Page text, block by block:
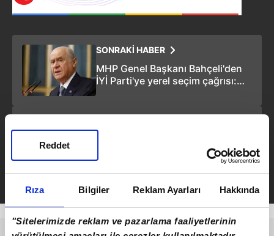
Rıza Bilgiler Reklam Ayarları Hakkında
"Sitelerimizde reklam ve pazarlama faaliyetlerinin
Reddet
SONRAKİ HABER
MHP Genel Başkanı Bahçeli'den
İYİ Parti'ye yerel seçim çağrısı:
MSB açıkladı: 3 terörist daha
"Mehmetçiklerimizi şehit eden
hainlerden hesap sormaya
devam ediyoruz!"